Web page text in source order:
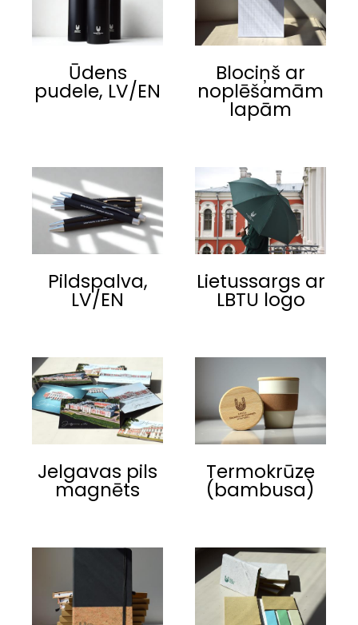
Ūdens
pudele, LV/EN
Blociņš ar
noplēšamām
lapām
Pildspalva,
LV/EN
Lietussargs ar
LBTU logo
Jelgavas pils
magnēts
Termokrūze
(bambusa)